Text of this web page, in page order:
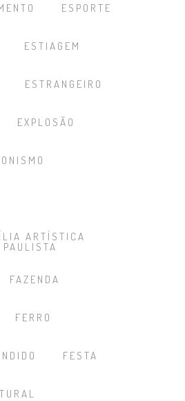
ESPORTE
ESTIAGEM
ESTRANGEIRO
EXPLOSÃO
ARTÍSTICA
PAULISTA
FAZENDA
FERRO
FESTA